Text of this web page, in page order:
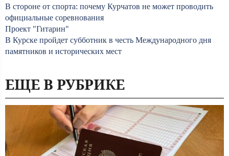
В стороне от спорта: почему Курчатов не может проводить
официальные соревнования
Проект "Гитарин"
В Курске пройдет субботник в честь Международного дня
памятников и исторических мест
ЕЩЕ В РУБРИКЕ